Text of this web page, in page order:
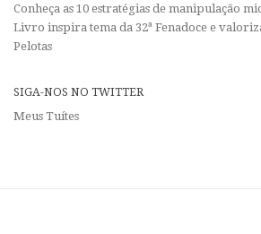
Conheça as 10 estratégias de manipulação
Livro inspira tema da 32ª Fenadoce e
Pelotas
SIGA-NOS NO TWITTER
Meus Tuítes